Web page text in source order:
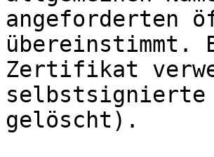
angeforderten
übereinstimmt.
Zertifikat
gelöscht).